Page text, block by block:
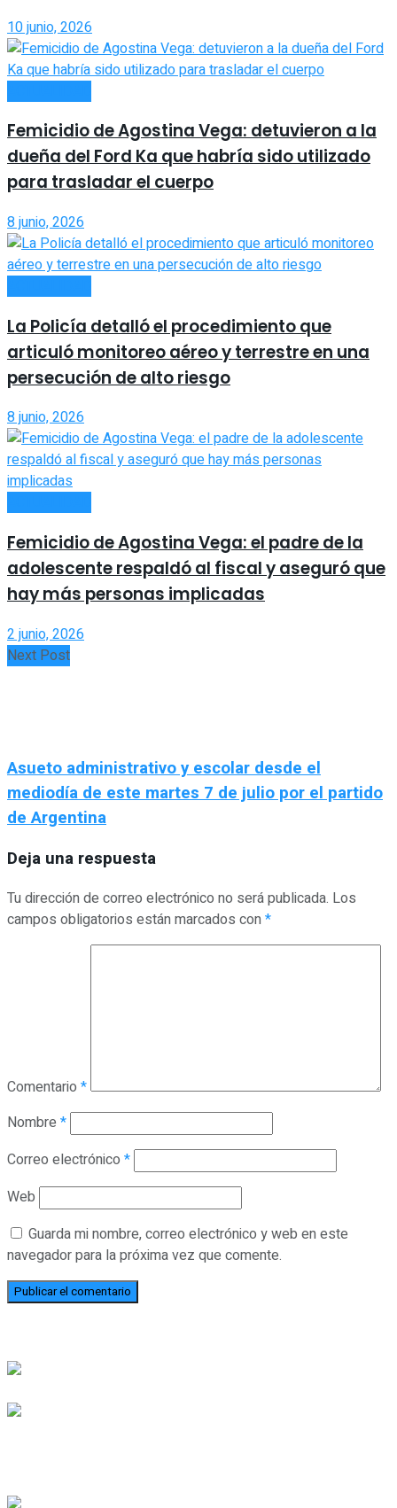
10 junio, 2026
Femicidio de Agostina Vega: detuvieron a la
dueña del Ford Ka que habría sido utilizado
para trasladar el cuerpo
8 junio, 2026
La Policía detalló el procedimiento que
articuló monitoreo aéreo y terrestre en una
persecución de alto riesgo
8 junio, 2026
Femicidio de Agostina Vega: el padre de la
adolescente respaldó al fiscal y aseguró que
hay más personas implicadas
2 junio, 2026
Next Post
Asueto administrativo y escolar desde el
mediodía de este martes 7 de julio por el partido
de Argentina
Deja una respuesta
Tu dirección de correo electrónico no será publicada. Los
campos obligatorios están marcados con*
Comentario *
Nombre *
Correo electrónico *
Web
Guarda mi nombre, correo electrónico y web en este
navegador para la próxima vez que comente.